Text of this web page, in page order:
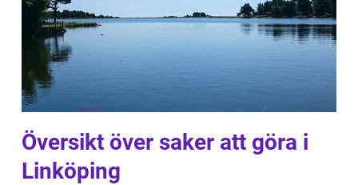
Översikt över saker att göra i
Linköping